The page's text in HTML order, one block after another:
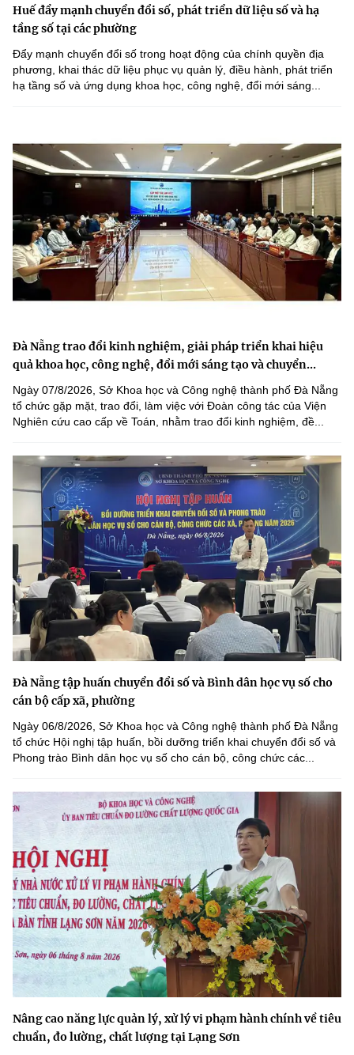
Huế đẩy mạnh chuyển đổi số, phát triển dữ liệu số và hạ
tầng số tại các phường
Đẩy mạnh chuyển đổi số trong hoạt động của chính quyền địa
phương, khai thác dữ liệu phục vụ quản lý, điều hành, phát triển
hạ tầng số và ứng dụng khoa học, công nghệ, đổi mới sáng...
Đà Nẵng trao đổi kinh nghiệm, giải pháp triển khai hiệu
quả khoa học, công nghệ, đổi mới sáng tạo và chuyển...
Ngày 07/8/2026, Sở Khoa học và Công nghệ thành phố Đà Nẵng
tổ chức gặp mặt, trao đổi, làm việc với Đoàn công tác của Viện
Nghiên cứu cao cấp về Toán, nhằm trao đổi kinh nghiệm, đề...
Đà Nẵng tập huấn chuyển đổi số và Bình dân học vụ số cho
cán bộ cấp xã, phường
Ngày 06/8/2026, Sở Khoa học và Công nghệ thành phố Đà Nẵng
tổ chức Hội nghị tập huấn, bồi dưỡng triển khai chuyển đổi số và
Phong trào Bình dân học vụ số cho cán bộ, công chức các...
Nâng cao năng lực quản lý, xử lý vi phạm hành chính về tiêu
chuẩn, đo lường, chất lượng tại Lạng Sơn